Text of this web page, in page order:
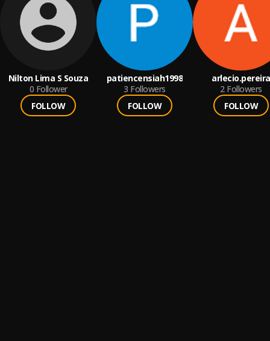
Nilton Lima S Souza
0 Follower
FOLLOW
patiencensiah1998
3 Followers
FOLLOW
arlecio.pereira
2 Followers
FOLLOW